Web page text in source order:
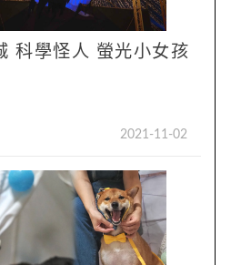
科學怪人 螢光小女孩
2021-11-02